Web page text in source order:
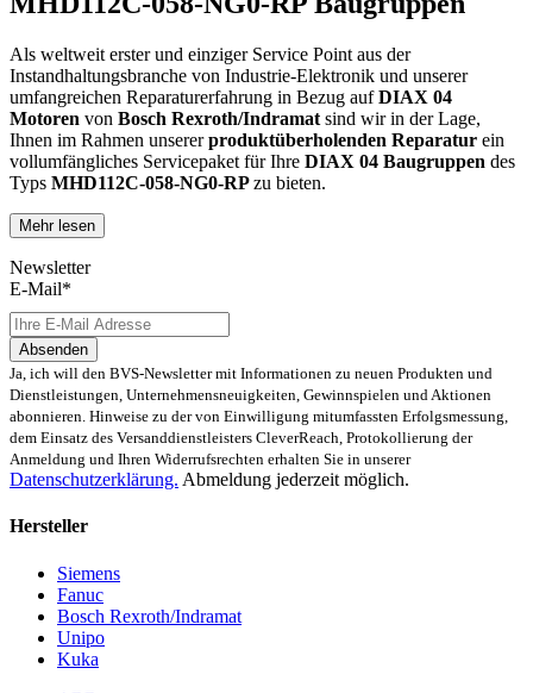
Als weltweit erster und einziger Service Point aus der
Instandhaltungsbranche von Industrie-Elektronik und unserer
umfangreichen Reparaturerfahrung in Bezug aufDIAX 04
Motoren von Bosch Rexroth/Indramat sind wir in der Lage,
Ihnen im Rahmen unsererproduktüberholenden Reparatur ein
vollumfängliches Servicepaket für Ihre DIAX 04 Baugruppen des
Typs MHD112C-058-NG0-RPzu bieten.
Dies unterscheidet unsere
konventionellen Reparaturen:
oder einem höheren Verschleiß unterliegen
Zertifizierte Reparaturwerkstatt
Austausch aller Komponenten, die als Schwachstellen
identifiziert werden und somit ein Sicherheitsrisiko für die
Maschine und deren Betreiber darstellen
Ausschließliche Verwendung der vom Hersteller oder
Gesetzgeber neuen & zugelassenen Komponenten
Überprüfung aller relevanten Funktionen in Form von
Mit unserer
unseremzertifizierten Reparaturprozess
Qualität zu priorisieren.
Verkauf von Ersatz- und Austauschteilen
Mehr lesen
Newsletter
E-Mail*
Absenden
Ja, ich will den BVS-Newsletter mit Informationen zu neuen Produkten und
Dienstleistungen, Unternehmensneuigkeiten, Gewinnspielen und Aktionen
abonnieren. Hinweise zu der von Einwilligung mitumfassten Erfolgsmessung,
dem Einsatz des Versanddienstleisters CleverReach, Protokollierung der
Anmeldung und Ihren Widerrufsrechten erhalten Sie in unserer
Datenschutzerklärung. Abmeldung jederzeit möglich.
Hersteller
Siemens
Fanuc
Bosch Rexroth/Indramat
Unipo
Kuka